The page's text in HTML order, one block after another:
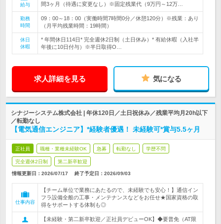
給与
間3ヶ月（待遇に変更なし）※固定残業代（9万円～12万…
勤務
時間
09：00～18：00（実働時間7時間0分／休憩120分）※残業：あり
（月平均残業時間：19時間）
休日
休暇
* 年間休日114日* 完全週休2日制（土日休み）* 有給休暇（入社半
年後に10日付与）※半日取得O…
求人詳細を見る 気になる
シナジーシステム株式会社 | 年休120日／土日祝休み／残業平均月20h以下
／転勤なし
【電気通信エンジニア】*経験者優遇！ 未経験可*賞与5.5ヶ月
正社員 職種・業種未経験OK 急募 転勤なし 学歴不問
完全週休2日制 第二新卒歓迎
情報更新日：2026/07/17 終了予定日： 2026/09/03
仕事内容
【チーム単位で業務にあたるので、未経験でも安心！】通信イン
フラ設備全般の工事・メンテナンスなどをお任せ★国家資格の取
得をサポートする体制も◎
【未経験・第二新卒歓迎／正社員デビューOK】◆要普免（AT限